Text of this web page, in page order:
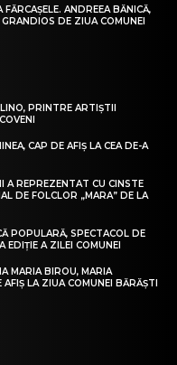
ANDREEA BĂNICĂ,
DE ZIUA COMUNEI
PRINTRE ARTIȘTII
CAP DE AFIȘ LA CEA DE-A
A REPREZENTAT CU CINSTE
DE FOLCLOR „MARA” DE LA
POPULARĂ, SPECTACOL DE
EDIȚIE A ZILEI COMUNEI
MARIA BIROU, MARIA
LA ZIUA COMUNEI BĂRĂȘTI